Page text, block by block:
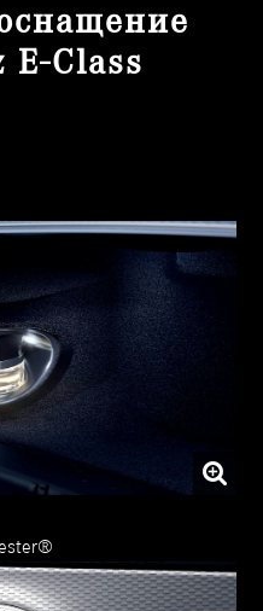
E-Class